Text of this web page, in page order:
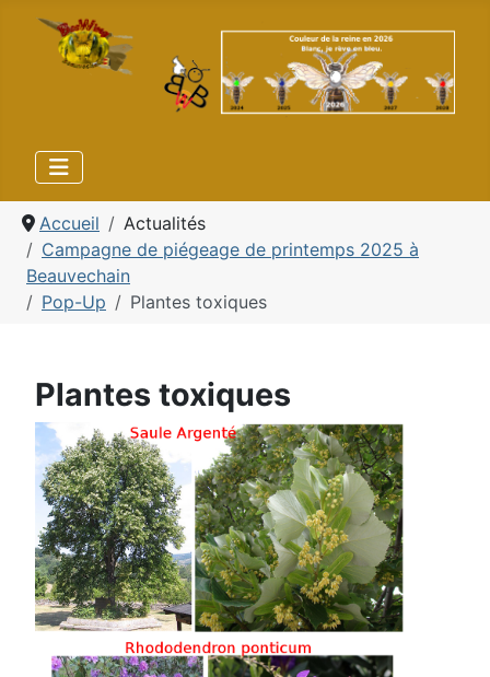
Accueil
Actualités
Campagne de piégeage de printemps 2025 à
Beauvechain
Pop-Up
Plantes toxiques
Plantes toxiques